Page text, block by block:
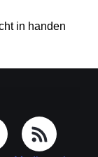
in handen